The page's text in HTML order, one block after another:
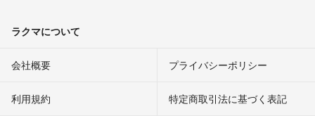
ラクマについて
会社概要 プライバシーポリシー
利用規約 特定商取引法に基づく表記